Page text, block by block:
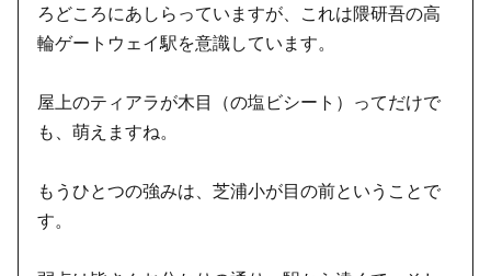
ろどころにあしらっていますが、これは隈研吾の高
輪ゲートウェイ駅を意識しています。
屋上のティアラが木目（の塩ビシート）ってだけで
も、萌えますね。
もうひとつの強みは、芝浦小が目の前ということで
す。